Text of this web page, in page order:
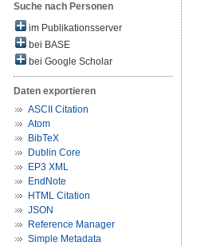
Suche nach Personen
im Publikationsserver
bei BASE
bei Google Scholar
Daten exportieren
ASCII Citation
Atom
BibTeX
Dublin Core
EP3 XML
EndNote
HTML Citation
JSON
Reference Manager
Simple Metadata